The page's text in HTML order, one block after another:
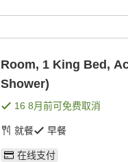
Room, 1 King Bed,
Shower)
16 8月前可免费取消
就餐 早餐
在线支付